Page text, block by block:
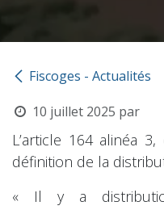
Fiscoges - Actualités
10 juillet 2025 par
L’article 164 alinéa
définition de la
« Il y a